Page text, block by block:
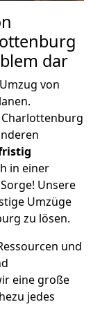
dar
von
in einer
Unsere
Umzüge
zu lösen.
und
eine große
jedes